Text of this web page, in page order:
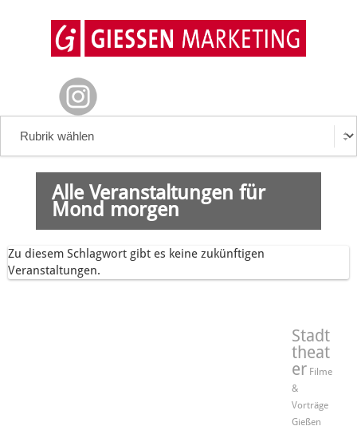
Alle Veranstaltungen für
Mond morgen
Zu diesem Schlagwort gibt es keine zukünftigen
Veranstaltungen.
Stadt
theat
er Filme
&
Vorträge
Gießen